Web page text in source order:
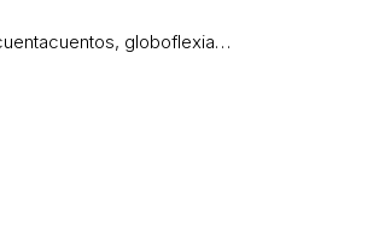
globoflexia…